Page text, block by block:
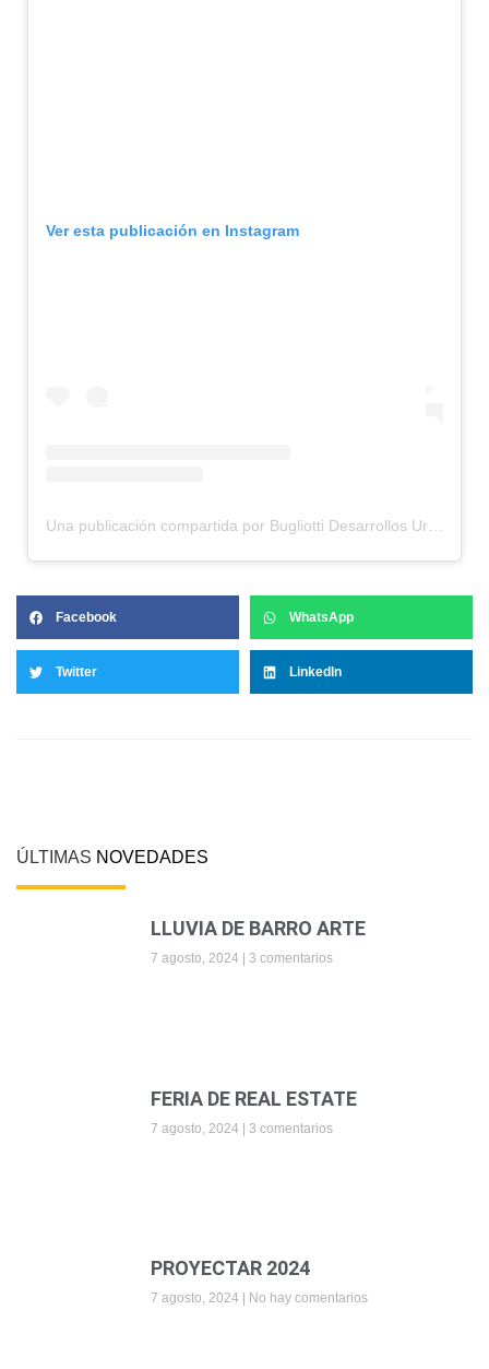
Ver esta publicación en Instagram
Facebook WhatsApp
Twitter LinkedIn
ÚLTIMAS NOVEDADES
LLUVIA DE BARRO ARTE
7 agosto, 2024 3 comentarios
FERIA DE REAL ESTATE
7 agosto, 2024 3 comentarios
PROYECTAR 2024
7 agosto, 2024 No hay comentarios